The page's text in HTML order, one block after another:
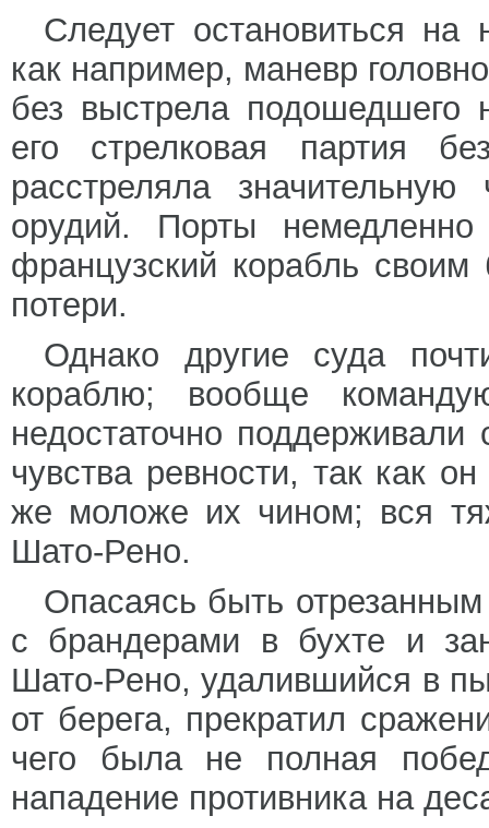
Следует остановиться на
как например, маневр
без выстрела подошедшего
его стрелковая партия
расстреляла
орудий. Порты
французский корабль
потери.
Однако другие суда
кораблю; вообще
недостаточно поддерживали
чувства ревности, так как
же моложе их чином; вся
Шато-Рено.
Опасаясь быть
с брандерами в бухте и
Шато-Рено, удалившийся в
от берега, прекратил
чего была не полная
нападение противника на